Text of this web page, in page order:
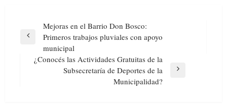
Navegación
de
entradas
Previous
Mejoras en el Barrio Don Bosco:
Primeros trabajos pluviales con apoyo
municipal
¿Conocés las Actividades Gratuitas de la
Subsecretaría de Deportes de la
Municipalidad?